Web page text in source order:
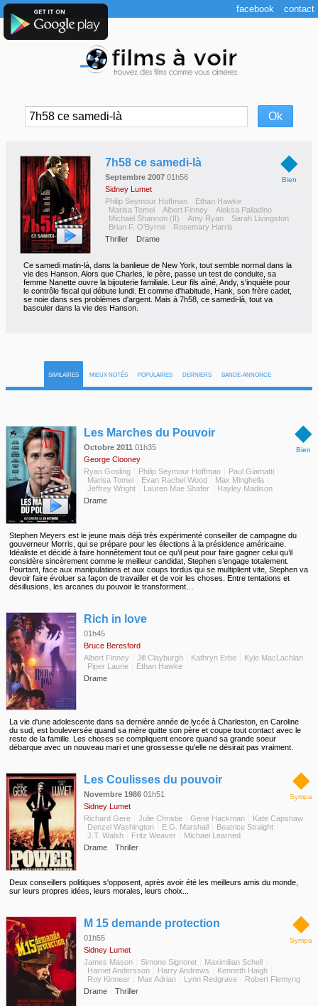
◆
Bien
7h58 ce samedi-là
Septembre 2007 01h56
Sidney Lumet
Philip Seymour Hoffman
Ethan Hawke
Marisa Tomei
Albert Finney
Aleksa Palladino
Michael Shannon (II)
Amy Ryan
Sarah Livingston
Brian F. O'Byrne
Rosemary Harris
Thriller
Drame
Ce samedi matin-là, dans la banlieue de New York, tout semble normal dans la
vie des Hanson. Alors que Charles, le père, passe un test de conduite, sa
femme Nanette ouvre la bijouterie familiale. Leur fils aîné, Andy, s'inquiète pour
le contrôle fiscal qui débute lundi. Et comme d'habitude, Hank, son frère cadet,
se noie dans ses problèmes d'argent. Mais à 7h58, ce samedi-là, tout va
basculer dans la vie des Hanson.
SIMILAIRES MIEUX NOTÉS POPULAIRES DERNIERS BANDE-ANNONCE
◆
Bien
Les Marches du Pouvoir
Octobre 2011 01h35
George Clooney
Ryan Gosling
Philip Seymour Hoffman
Paul Giamatti
Marisa Tomei
Evan Rachel Wood
Max Minghella
Jeffrey Wright
Lauren Mae Shafer
Hayley Madison
Drame
Stephen Meyers est le jeune mais déjà très expérimenté conseiller de campagne du
gouverneur Morris, qui se prépare pour les élections à la présidence américaine.
Idéaliste et décidé à faire honnêtement tout ce qu’il peut pour faire gagner celui qu’il
considère sincèrement comme le meilleur candidat, Stephen s’engage totalement.
Pourtant, face aux manipulations et aux coups tordus qui se multiplient vite, Stephen va
devoir faire évoluer sa façon de travailler et de voir les choses. Entre tentations et
désillusions, les arcanes du pouvoir le transforment…
Rich in love
01h45
Bruce Beresford
Albert Finney
Jill Clayburgh Kathryn Erbe
Kyle MacLachlan
Piper Laurie
Ethan Hawke
Drame
La vie d'une adolescente dans sa dernière année de lycée à Charleston, en Caroline
du sud, est bouleversée quand sa mère quitte son père et coupe tout contact avec le
reste de la famille. Les choses se compliquent encore quand sa grande soeur
débarque avec un nouveau mari et une grossesse qu'elle ne désirait pas vraiment.
◆
Sympa
Les Coulisses du pouvoir
Novembre 1986 01h51
Sidney Lumet
Richard Gere
Julie Christie Gene Hackman
Kate Capshaw
Denzel Washington
E.G. Marshall
Beatrice Straight
J.T. Walsh
Fritz Weaver
Michael Learned
Drame
Thriller
Deux conseillers politiques s'opposent, après avoir été les meilleurs amis du monde,
sur leurs propres idées, leurs morales, leurs choix...
◆
Sympa
M 15 demande protection
01h55
Sidney Lumet
James Mason
Simone Signoret
Maximilian Schell
Harriet Andersson
Harry Andrews
Kenneth Haigh
Roy Kinnear
Max Adrian Lynn Redgrave
Robert Flemyng
Drame
Thriller
facebook contact